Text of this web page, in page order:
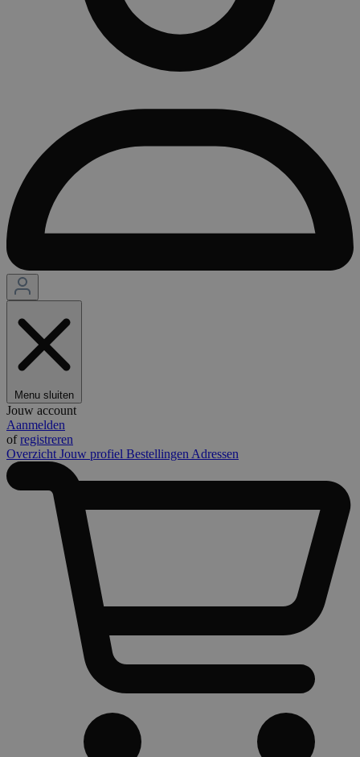
Menu sluiten
Jouw account
Aanmelden
ofregistreren
Overzicht Jouw profiel Bestellingen Adressen